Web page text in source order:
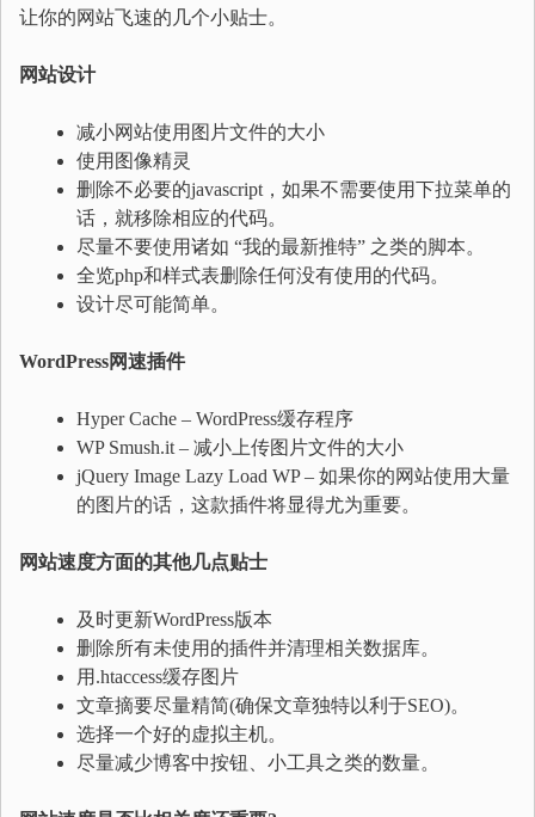
让你的网站飞速的几个小贴士。
网站设计
减小网站使用图片文件的大小
使用图像精灵
删除不必要的javascript，如果不需要使用下拉菜单的
话，就移除相应的代码。
尽量不要使用诸如 “我的最新推特” 之类的脚本。
全览php和样式表删除任何没有使用的代码。
设计尽可能简单。
WordPress网速插件
Hyper Cache – WordPress缓存程序
WP Smush.it – 减小上传图片文件的大小
jQuery Image Lazy Load WP – 如果你的网站使用大量
的图片的话，这款插件将显得尤为重要。
网站速度方面的其他几点贴士
及时更新WordPress版本
删除所有未使用的插件并清理相关数据库。
用.htaccess缓存图片
文章摘要尽量精简(确保文章独特以利于SEO)。
选择一个好的虚拟主机。
尽量减少博客中按钮、小工具之类的数量。